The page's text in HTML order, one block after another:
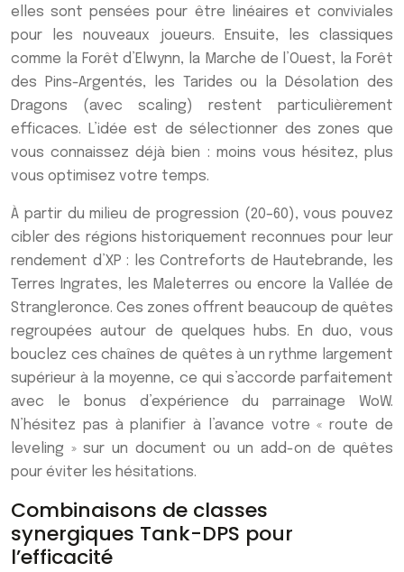
elles sont pensées pour être linéaires et conviviales
pour les nouveaux joueurs. Ensuite, les classiques
comme la Forêt d’Elwynn, la Marche de l’Ouest, la Forêt
des Pins-Argentés, les Tarides ou la Désolation des
Dragons (avec scaling) restent particulièrement
efficaces. L’idée est de sélectionner des zones que
vous connaissez déjà bien : moins vous hésitez, plus
vous optimisez votre temps.
À partir du milieu de progression (20–60), vous pouvez
cibler des régions historiquement reconnues pour leur
rendement d’XP : les Contreforts de Hautebrande, les
Terres Ingrates, les Maleterres ou encore la Vallée de
Strangleronce. Ces zones offrent beaucoup de quêtes
regroupées autour de quelques hubs. En duo, vous
bouclez ces chaînes de quêtes à un rythme largement
supérieur à la moyenne, ce qui s’accorde parfaitement
avec le bonus d’expérience du parrainage WoW.
N’hésitez pas à planifier à l’avance votre « route de
leveling » sur un document ou un add-on de quêtes
pour éviter les hésitations.
Combinaisons de classes
synergiques Tank-DPS pour
l’efficacité